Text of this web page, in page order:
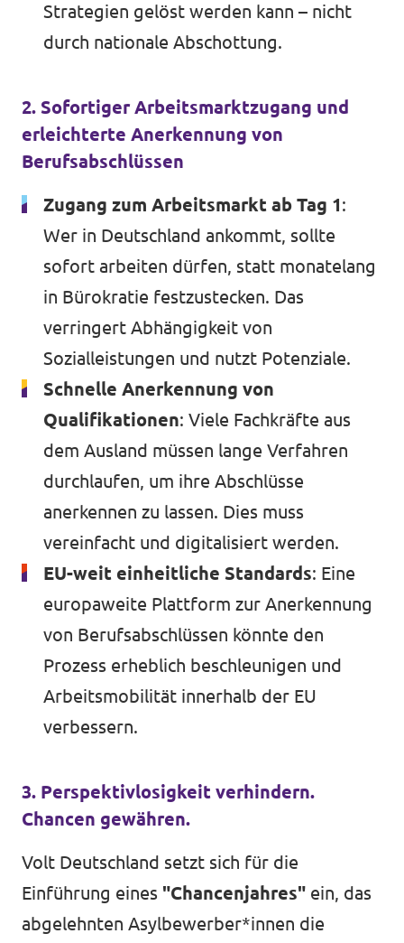
Strategien gelöst werden kann – nicht
durch nationale Abschottung.
2. Sofortiger Arbeitsmarktzugang und
erleichterte Anerkennung von
Berufsabschlüssen
Zugang zum Arbeitsmarkt ab Tag 1:
Wer in Deutschland ankommt, sollte
sofort arbeiten dürfen, statt monatelang
in Bürokratie festzustecken. Das
verringert Abhängigkeit von
Sozialleistungen und nutzt Potenziale.
Schnelle Anerkennung von
Qualifikationen: Viele Fachkräfte aus
dem Ausland müssen lange Verfahren
durchlaufen, um ihre Abschlüsse
anerkennen zu lassen. Dies muss
vereinfacht und digitalisiert werden.
EU-weit einheitliche Standards: Eine
europaweite Plattform zur Anerkennung
von Berufsabschlüssen könnte den
Prozess erheblich beschleunigen und
Arbeitsmobilität innerhalb der EU
verbessern.
3. Perspektivlosigkeit verhindern.
Chancen gewähren.
Volt Deutschland setzt sich für die
Einführung eines "Chancenjahres" ein, das
abgelehnten Asylbewerber*innen die